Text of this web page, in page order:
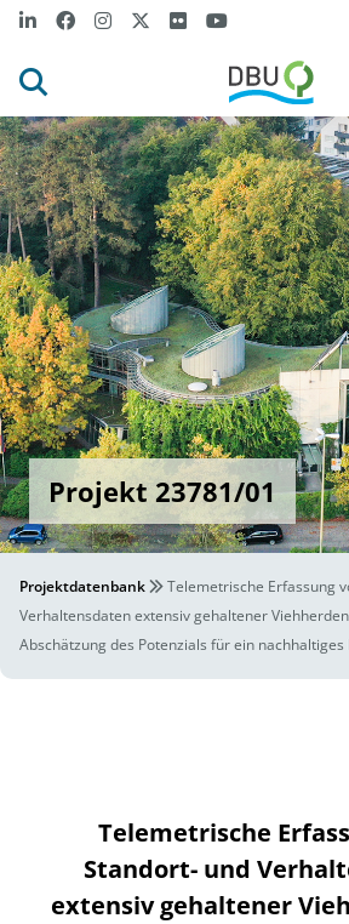
Projekt 23781/01
Projektdatenbank
Telemetrische Erfassung
Verhaltensdaten extensiv gehaltener
Abschätzung des Potenzials für ein
Telemetrische
Standort- und
extensiv gehaltener